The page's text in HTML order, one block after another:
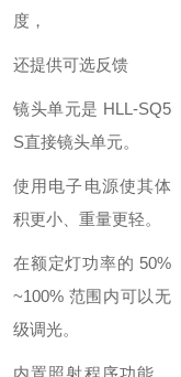
度，
还提供可选反馈
镜头单元是 HLL-SQ5
S直接镜头单元。
使用电子电源使其体
积更小、重量更轻。
在额定灯功率的 50%
~100% 范围内可以无
级调光。
内置照射程序功能，